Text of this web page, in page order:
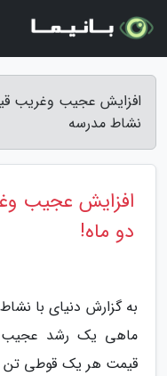
افزایش عجیب وغریب
نشاط مدرسه
افزایش عجیب
دو ماه!
به گزارش دنیای با
ماهی یک رشد عجیب